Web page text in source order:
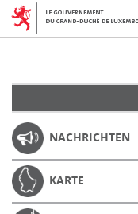
NACHRICHTEN
KARTE